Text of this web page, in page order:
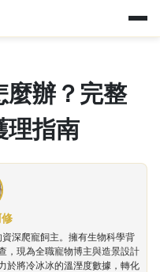
麼辦？完整
理指南
深爬寵飼主。擁有生物科學背
，現為全職寵物博主與造景設計
於將冷冰冰的溫溼度數據，轉化